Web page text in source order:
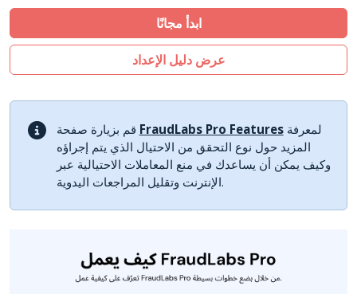
WISECP
Sylius
ابدأ مجانًا
عرض دليل الإعداد
FraudLabs Pro Featuresلمعرفة
المزيد حول نوع التحقق من الاحتيال الذي يتم إجراؤه
وكيف يمكن أن يساعدك في منع المعاملات الاحتيالية عبر
الإنترنت وتقليل المراجعات اليدوية.